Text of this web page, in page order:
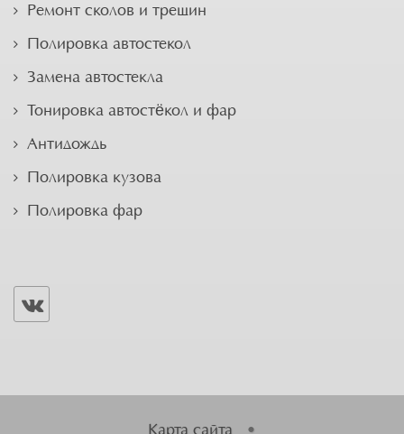
Ремонт сколов и трещин
Полировка автостекол
Замена автостекла
Тонировка автостёкол и фар
Антидождь
Полировка кузова
Полировка фар
Карта сайта •